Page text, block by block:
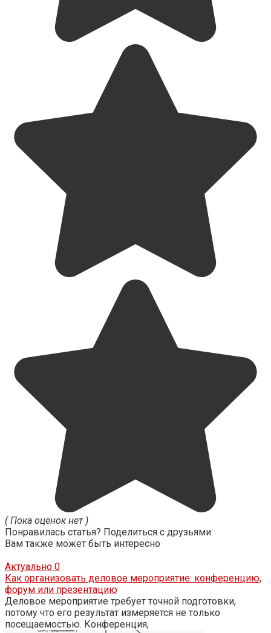
( Пока оценок нет )
Понравилась статья? Поделиться с друзьями:
Вам также может быть интересно
Актуально 0
Как организовать деловое мероприятие: конференцию,
форум или презентацию
Деловое мероприятие требует точной подготовки,
потому что его результат измеряется не только
посещаемостью. Конференция,